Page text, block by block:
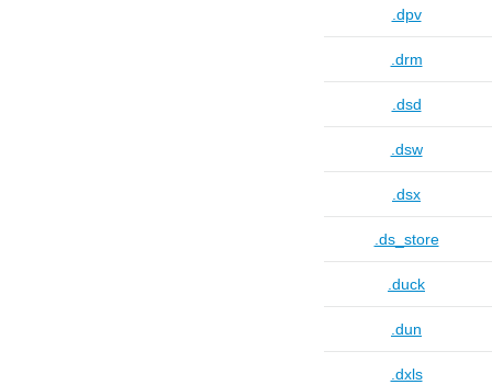
.dpv
.drm
.dsd
.dsw
.dsx
.ds_store
.duck
.dun
.dxls